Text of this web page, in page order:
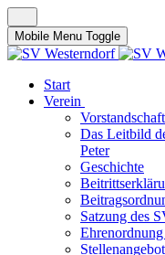
Mobile Menu Toggle
Start
Verein
Vorstandschaft
Das Leitbild
Peter
Geschichte
Satzung des